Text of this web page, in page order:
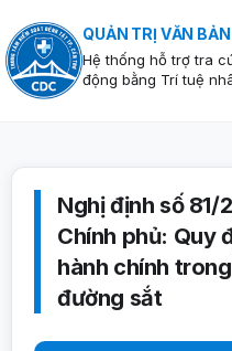
QUẢN TRỊ VĂN
Hệ thống hỗ trợ tra
động bằng Trí tuệ
Nghị định số
Chính phủ: Quy
hành chính
đường sắt